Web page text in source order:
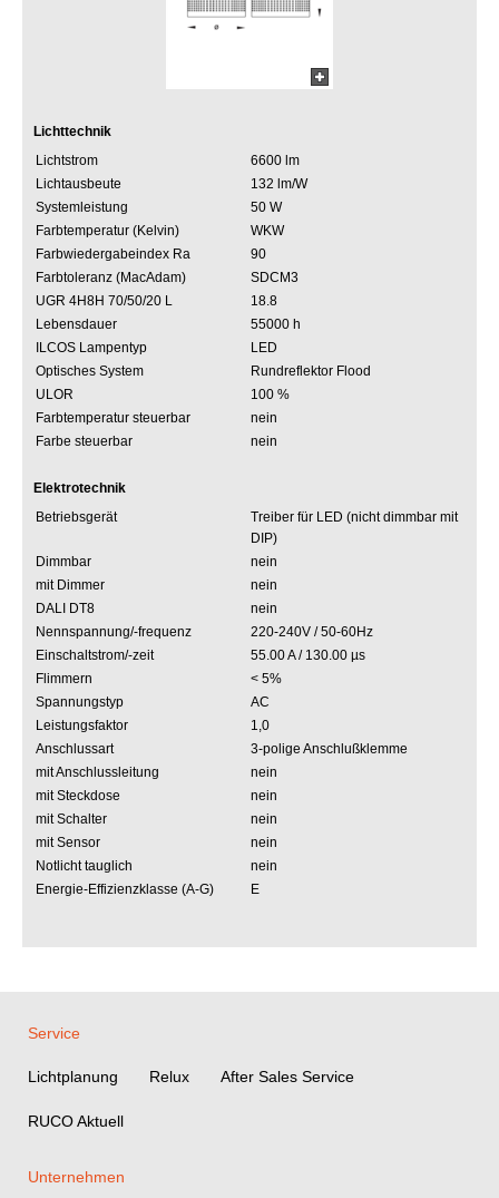
Lichttechnik
Lichtstrom
6600 lm
Lichtausbeute
132 lm/W
Systemleistung
50 W
Farbtemperatur (Kelvin)
WKW
Farbwiedergabeindex Ra
90
Farbtoleranz (MacAdam)
SDCM3
UGR 4H8H 70/50/20 L
18.8
Lebensdauer
55000 h
ILCOS Lampentyp
LED
Optisches System
Rundreflektor Flood
ULOR
100 %
Farbtemperatur steuerbar
nein
Farbe steuerbar
nein
Elektrotechnik
Betriebsgerät
Treiber für LED (nicht dimmbar mit
DIP)
Dimmbar
nein
mit Dimmer
nein
DALI DT8
nein
Nennspannung/-frequenz
220-240V / 50-60Hz
Einschaltstrom/-zeit
55.00 A / 130.00 µs
Flimmern
< 5%
Spannungstyp
AC
Leistungsfaktor
1,0
Anschlussart
3-polige Anschlußklemme
mit Anschlussleitung
nein
mit Steckdose
nein
mit Schalter
nein
mit Sensor
nein
Notlicht tauglich
nein
Energie-Effizienzklasse (A-G)
E
Service
Lichtplanung Relux After Sales Service
RUCO Aktuell
Unternehmen